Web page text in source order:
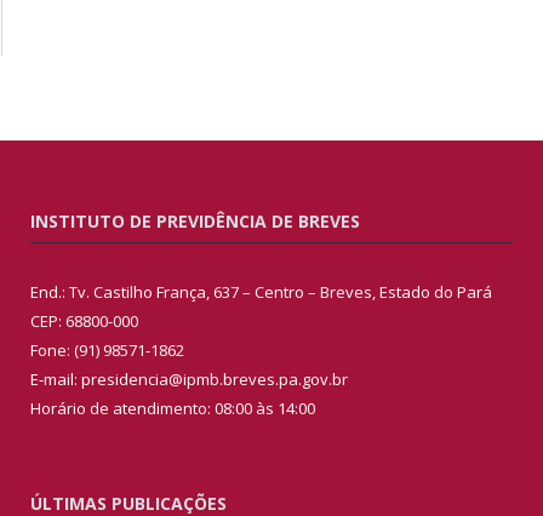
INSTITUTO DE PREVIDÊNCIA DE BREVES
End.: Tv. Castilho França, 637 – Centro – Breves, Estado do Pará
CEP: 68800-000
Fone: (91) 98571-1862
E-mail: presidencia@ipmb.breves.pa.gov.br
Horário de atendimento: 08:00 às 14:00
ÚLTIMAS PUBLICAÇÕES